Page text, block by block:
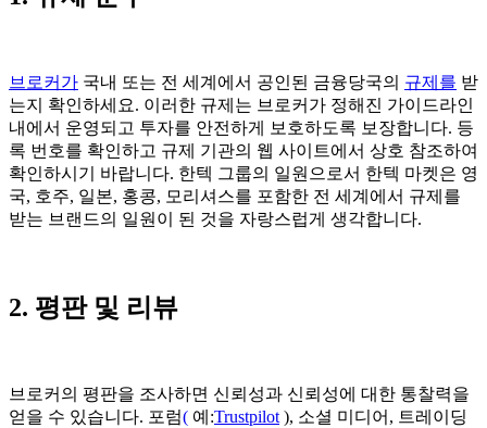
브로커가 국내 또는 전 세계에서 공인된 금융당국의 규제를 받
는지 확인하세요. 이러한 규제는 브로커가 정해진 가이드라인
내에서 운영되고 투자를 안전하게 보호하도록 보장합니다. 등
록 번호를 확인하고 규제 기관의 웹 사이트에서 상호 참조하여
확인하시기 바랍니다. 한텍 그룹의 일원으로서 한텍 마켓은 영
국, 호주, 일본, 홍콩, 모리셔스를 포함한 전 세계에서 규제를
받는 브랜드의 일원이 된 것을 자랑스럽게 생각합니다.
2. 평판 및 리뷰
브로커의 평판을 조사하면 신뢰성과 신뢰성에 대한 통찰력을
얻을 수 있습니다. 포럼( 예:Trustpilot ), 소셜 미디어, 트레이딩